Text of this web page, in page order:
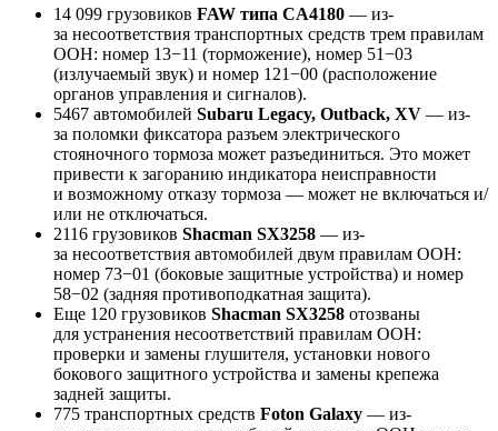
14 099 грузовиков FAW типа CA4180 — из-
за несоответствия транспортных средств трем правилам
ООН: номер 13−11 (торможение), номер 51−03
(излучаемый звук) и номер 121−00 (расположение
органов управления и сигналов).
5467 автомобилей Subaru Legacy, Outback, XV — из-
за поломки фиксатора разъем электрического
стояночного тормоза может разъединиться. Это может
привести к загоранию индикатора неисправности
и возможному отказу тормоза — может не включаться и/
или не отключаться.
2116 грузовиков Shacman SX3258 — из-
за несоответствия автомобилей двум правилам ООН:
номер 73−01 (боковые защитные устройства) и номер
58−02 (задняя противоподкатная защита).
Еще 120 грузовиков Shacman SX3258 отозваны
для устранения несоответствий правилам ООН:
проверки и замены глушителя, установки нового
бокового защитного устройства и замены крепежа
задней защиты.
775 транспортных средств Foton Galaxy — из-